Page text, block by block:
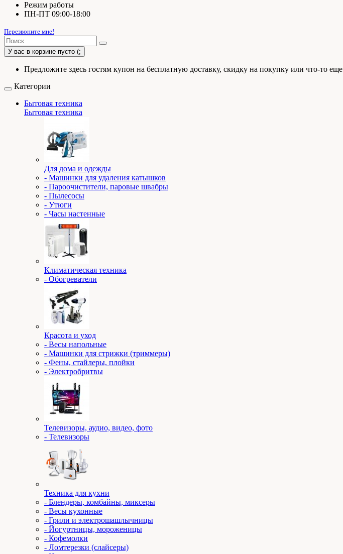
Режим работы
ПН-ПТ 09:00-18:00
Перезвоните мне!
У вас в корзине пусто (;
Предложите здесь гостям купон на бесплатную доставку, скидку на покупку или что-то еще
Категории
Бытовая техника
Бытовая техника
Для дома и одежды
- Машинки для удаления катышков
- Пароочистители, паровые швабры
- Пылесосы
- Утюги
- Часы настенные
Климатическая техника
- Обогреватели
Красота и уход
- Весы напольные
- Машинки для стрижки (триммеры)
- Фены, стайлеры, плойки
- Электробритвы
Телевизоры, аудио, видео, фото
- Телевизоры
Техника для кухни
- Блендеры, комбайны, миксеры
- Весы кухонные
- Грили и электрошашлычницы
- Йогуртницы, мороженицы
- Кофемолки
- Ломтерезки (слайсеры)